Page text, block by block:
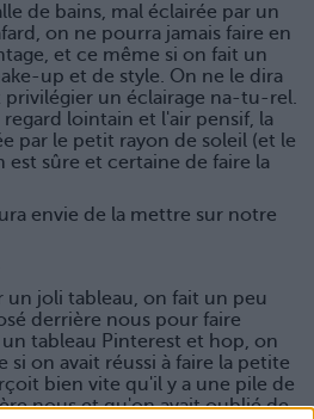
de bains, mal éclairée par un
on ne pourra jamais faire en
et ce même si on fait un
up et de style. On ne le dira
privilégier un éclairage na-tu-rel.
lointain et l'air pensif, la
par le petit rayon de soleil (et le
est sûre et certaine de faire la
envie de la mettre sur notre
un joli tableau, on fait un peu
derrière nous pour faire
tableau Pinterest et hop, on
si on avait réussi à faire la petite
bien vite qu'il y a une pile de
nous et qu'on avait oublié de